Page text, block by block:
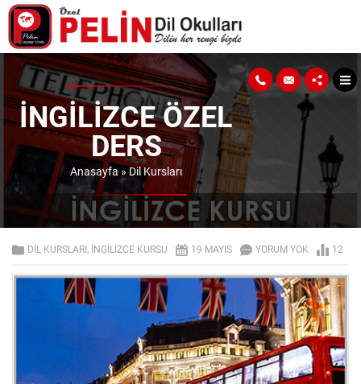
İNGILIZCE ÖZEL
DERS
Anasayfa » Dil Kursları
DIL KURSLARI , İNGILIZCE KURSU 19 MAYIS YORUM YOK 12